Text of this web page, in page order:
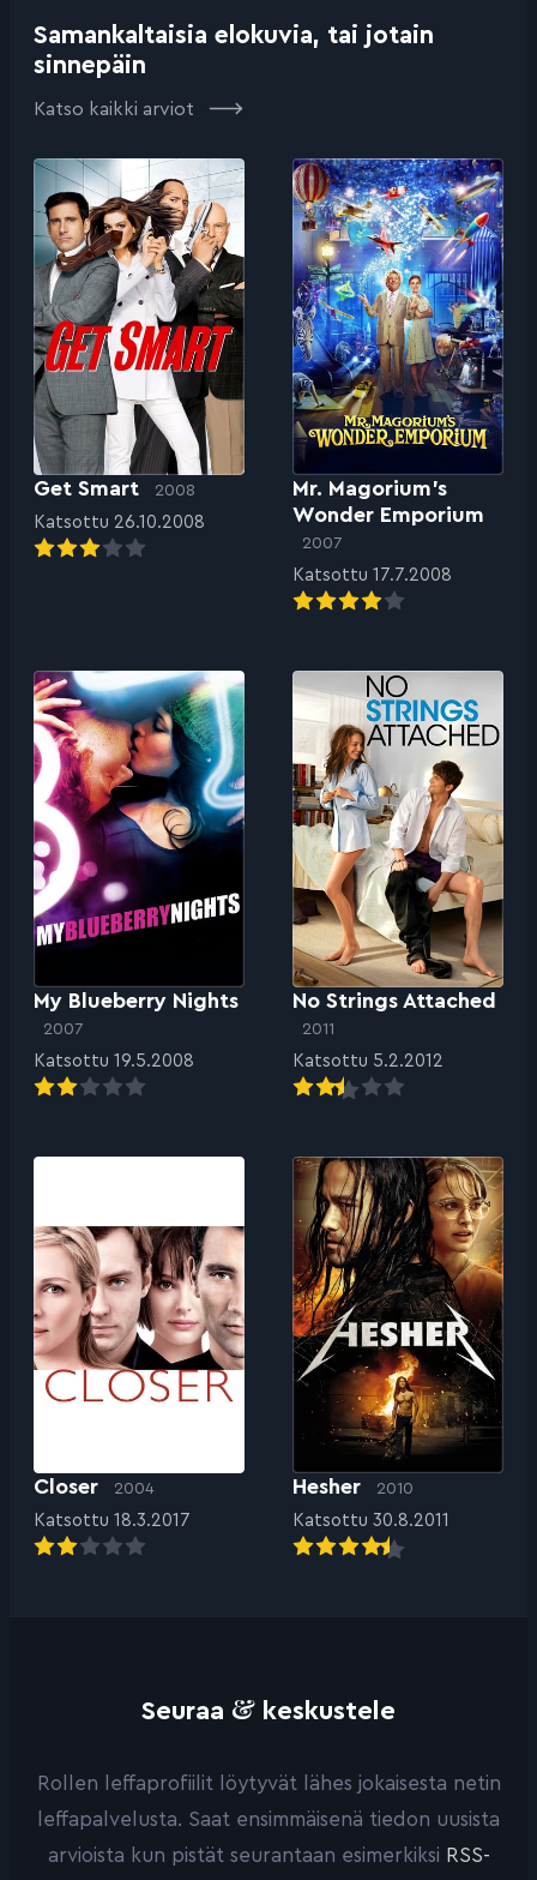
Samankaltaisia elokuvia, tai jotain
sinnepäin
Katso kaikki arviot
Get Smart 2008
Katsottu 26.10.2008
Mr. Magorium’s
Wonder Emporium
2007
Katsottu 17.7.2008
My Blueberry Nights
2007
Katsottu 19.5.2008
No Strings Attached
2011
Katsottu 5.2.2012
Closer 2004
Katsottu 18.3.2017
Hesher 2010
Katsottu 30.8.2011
Seuraa & keskustele
Rollen leffaprofiilit löytyvät lähes jokaisesta netin
leffapalvelusta. Saat ensimmäisenä tiedon uusista
arvioista kun pistät seurantaan esimerkiksi RSS-